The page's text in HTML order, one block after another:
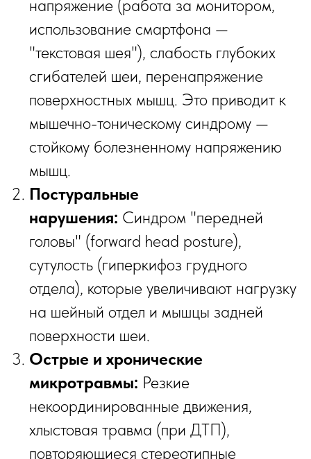
напряжение (работа за монитором,
использование смартфона —
"текстовая шея"), слабость глубоких
сгибателей шеи, перенапряжение
поверхностных мышц. Это приводит к
мышечно-тоническому синдрому —
стойкому болезненному напряжению
мышц.
Постуральные
нарушения: Синдром "передней
головы" (forward head posture),
сутулость (гиперкифоз грудного
отдела), которые увеличивают нагрузку
на шейный отдел и мышцы задней
поверхности шеи.
Острые и хронические
микротравмы: Резкие
некоординированные движения,
хлыстовая травма (при ДТП),
повторяющиеся стереотипные